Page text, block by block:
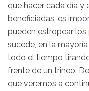
que hacer cada día y
beneficiadas, es
pueden estropear los
sucede, en la
todo el tiempo
frente de un trineo.
que veremos a